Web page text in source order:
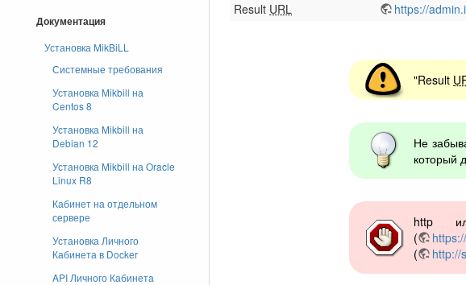
Документация
Установка MikBiLL
Системные требования
Установка Mikbill на
Centos 8
Установка Mikbill на
Debian 12
Установка Mikbill на Oracle
Linux R8
Кабинет на отдельном
сервере
Установка Личного
Кабинета в Docker
API Личного Кабинета
Result URL https://
"Result
Не
который
http
(
(
http://